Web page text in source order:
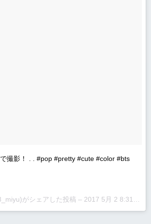
撮影！ . . #pop #pretty #cute #color #bts
がシェアした投稿 – 2017 5月 2 8:31午後 PDT